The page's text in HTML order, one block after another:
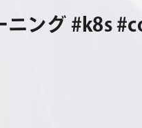
ング #k8s